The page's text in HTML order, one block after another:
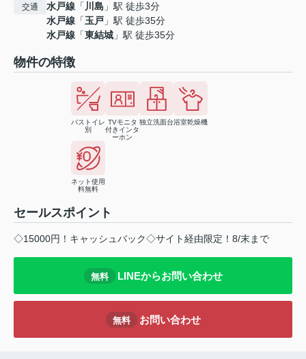
交通 水戸線 「 川島 」駅 徒歩3分
水戸線 「玉戸 」駅 徒歩35分
水戸線 「東結城 」駅 徒歩35分
物件の特徴
バストイレ
別
TVモニタ
付きインタ
ーホン
独立洗面台浴室乾燥機
ネット使用
料無料
セールスポイント
◇15000円！キャッシュバック◇サイト経由限定！8/末まで
無料 LINEからお問い合わせ
無料 お問い合わせ